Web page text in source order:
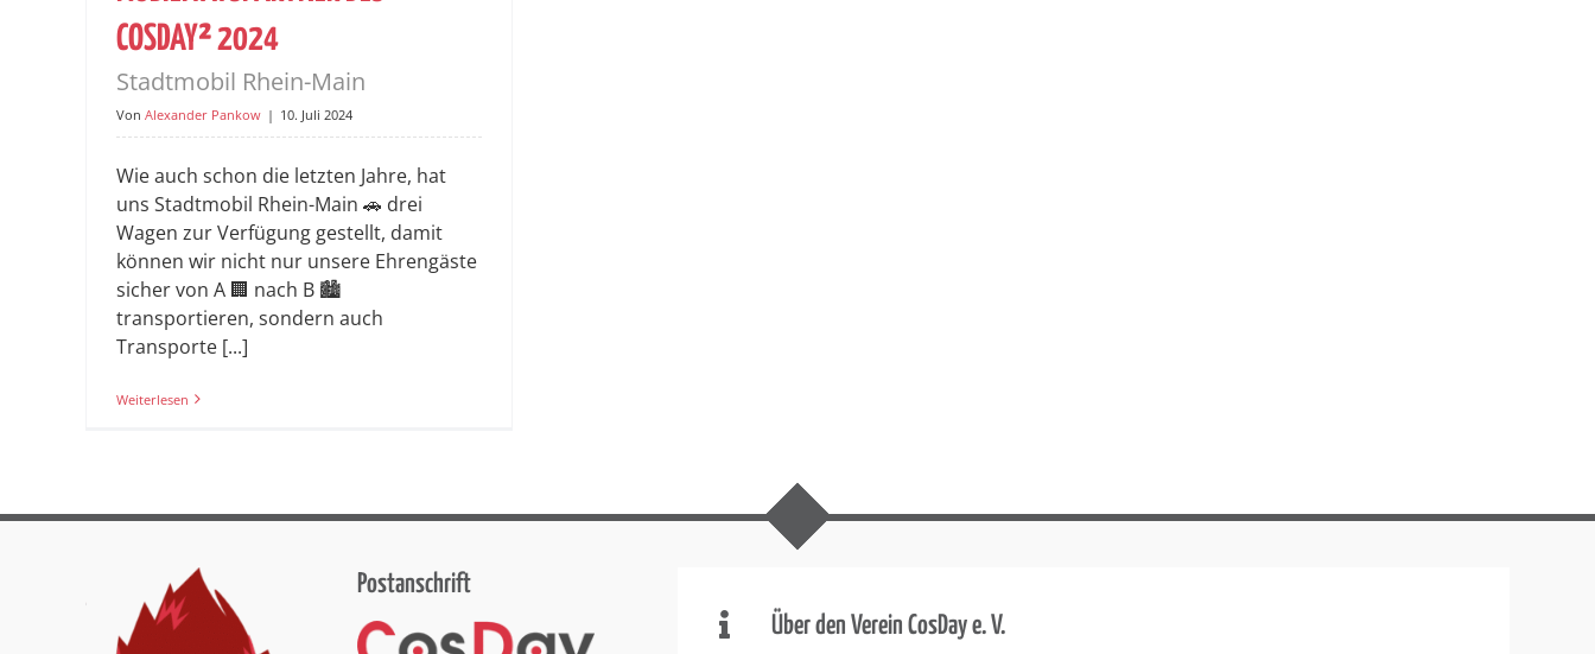
COSDAY² 2024
Stadtmobil Rhein-Main
Von Alexander Pankow | 10. Juli 2024
Wie auch schon die letzten Jahre, hat
uns Stadtmobil Rhein-Main 🚗 drei
Wagen zur Verfügung gestellt, damit
können wir nicht nur unsere Ehrengäste
sicher von A 🏢 nach B 🏙️
transportieren, sondern auch
Transporte [...]
Weiterlesen
Postanschrift
Über den Verein CosDay e. V.